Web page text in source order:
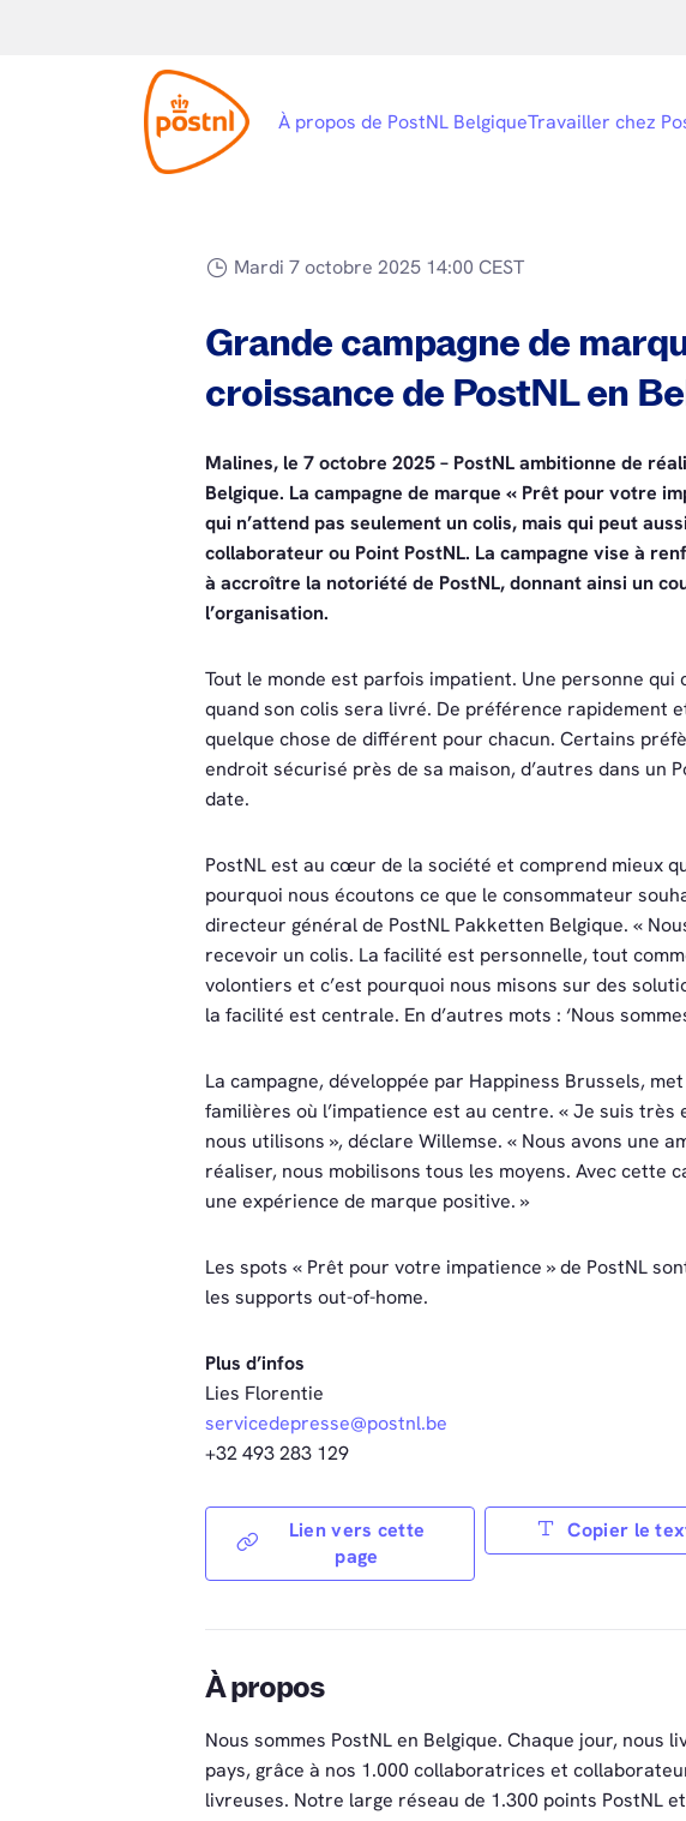
À propos de PostNL BelgiqueTravailler chez
Mardi 7 octobre 2025 14:00 CEST
Grande campagne de
croissance de PostNL en
Malines, le 7 octobre 2025 – PostNL ambitionne de
Belgique. La campagne de marque « Prêt pour votre
qui n’attend pas seulement un colis, mais qui peut
collaborateur ou Point PostNL. La campagne vise à
à accroître la notoriété de PostNL, donnant ainsi un
l’organisation.
Tout le monde est parfois impatient. Une personne qui
quand son colis sera livré. De préférence rapidement
quelque chose de différent pour chacun. Certains
endroit sécurisé près de sa maison, d’autres dans un
date.
PostNL est au cœur de la société et comprend mieux
pourquoi nous écoutons ce que le consommateur
directeur général de PostNL Pakketten Belgique. «
recevoir un colis. La facilité est personnelle, tout
volontiers et c’est pourquoi nous misons sur des
la facilité est centrale. En d’autres mots : ‘Nous
La campagne, développée par Happiness Brussels,
familières où l’impatience est au centre. « Je suis
nous utilisons », déclare Willemse. « Nous avons une
réaliser, nous mobilisons tous les moyens. Avec cette
une expérience de marque positive. »
Les spots « Prêt pour votre impatience » de PostNL
les supports out-of-home.
Plus d’infos
Lies Florentie
servicedepresse@postnl.be
+32 493 283 129
Lien vers cette
page
Copier le
À propos
Nous sommes PostNL en Belgique. Chaque jour, nous
pays, grâce à nos 1.000 collaboratrices et
livreuses. Notre large réseau de 1.300 points PostNL